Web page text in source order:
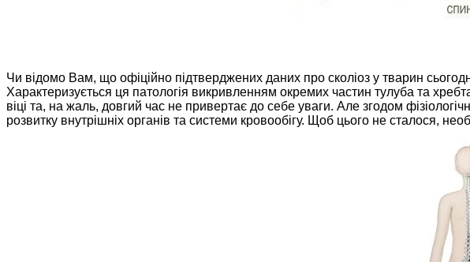
Чи відомо Вам, що офіційно підтверджених даних про сколіоз у тварин
Характеризується ця патологія викривленням окремих частин тулуба та
віці та, на жаль, довгий час не привертає до себе уваги. Але згодом
розвитку внутрішніх органів та системи кровообігу. Щоб цього не сталося,